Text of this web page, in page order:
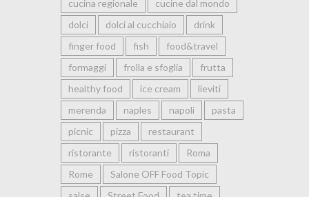
cucina regionale
cucine dal mondo
dolci
dolci al cucchiaio
drink
finger food
fish
food&travel
formaggi
frolla e sfoglia
frutta
healthy food
ice cream
lieviti
merenda
naples napoli
pasta
picnic
pizza
restaurant
ristorante
ristoranti
Roma
Rome
Salone OFF Food Topic